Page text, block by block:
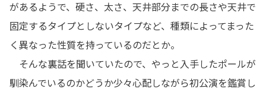
があるようで、硬さ、太さ、天井部分までの長さや天井で
固定するタイプとしないタイプなど、種類によってまった
く異なった性質を持っているのだとか。
そんな裏話を聞いていたので、やっと入手したポールが
馴染んでいるのかどうか少々心配しながら初公演を鑑賞し